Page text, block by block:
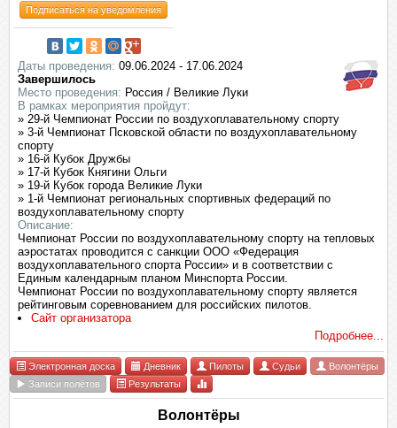
Подписаться на уведомления
Даты проведения: 09.06.2024 - 17.06.2024
Завершилось
Место проведения: Россия / Великие Луки
В рамках мероприятия пройдут:
» 29-й Чемпионат России по воздухоплавательному спорту
» 3-й Чемпионат Псковской области по воздухоплавательному
спорту
» 16-й Кубок Дружбы
» 17-й Кубок Княгини Ольги
» 19-й Кубок города Великие Луки
» 1-й Чемпионат региональных спортивных федераций по
воздухоплавательному спорту
Описание:
Чемпионат России по воздухоплавательному спорту на тепловых
аэростатах проводится с санкции ООО «Федерация
воздухоплавательного спорта России» и в соответствии с
Единым календарным планом Минспорта России.
Чемпионат России по воздухоплавательному спорту является
рейтинговым соревнованием для российских пилотов.
Сайт организатора
Подробнее...
Электронная доска Дневник Пилоты Судьи
Волонтёры
Записи полётов
Результаты
Волонтёры